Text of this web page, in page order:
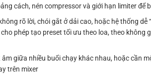
cách, nén compressor và giới hạn limiter để
rõ lời, chói gắt ở dải cao, hoặc hệ thống dễ
phép tạo preset tối ưu theo loa, theo không
giữa nhiều buổi chạy khác nhau, hoặc cần
trên mixer